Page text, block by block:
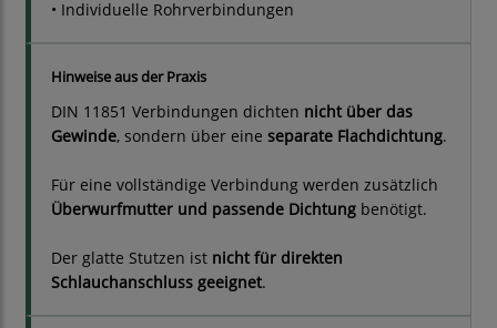
• Individuelle Rohrverbindungen
Hinweise aus der Praxis
DIN 11851 Verbindungen dichten nicht über das
Gewinde, sondern über eine separate Flachdichtung.
Für eine vollständige Verbindung werden zusätzlich
Überwurfmutter und passende Dichtung benötigt.
Der glatte Stutzen ist nicht für direkten
Schlauchanschluss geeignet.